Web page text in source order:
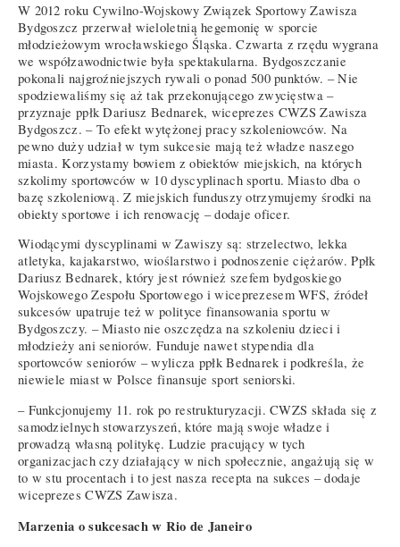
W 2012 roku Cywilno-Wojskowy Związek Sportowy Zawisza
Bydgoszcz przerwał wieloletnią hegemonię w sporcie
młodzieżowym wrocławskiego Śląska. Czwarta z rzędu wygrana
we współzawodnictwie była spektakularna. Bydgoszczanie
pokonali najgroźniejszych rywali o ponad 500 punktów. – Nie
spodziewaliśmy się aż tak przekonującego zwycięstwa –
przyznaje ppłk Dariusz Bednarek, wiceprezes CWZS Zawisza
Bydgoszcz. – To efekt wytężonej pracy szkoleniowców. Na
pewno duży udział w tym sukcesie mają też władze naszego
miasta. Korzystamy bowiem z obiektów miejskich, na których
szkolimy sportowców w 10 dyscyplinach sportu. Miasto dba o
bazę szkoleniową. Z miejskich funduszy otrzymujemy środki na
obiekty sportowe i ich renowację – dodaje oficer.
Wiodącymi dyscyplinami w Zawiszy są: strzelectwo, lekka
atletyka, kajakarstwo, wioślarstwo i podnoszenie ciężarów. Ppłk
Dariusz Bednarek, który jest również szefem bydgoskiego
Wojskowego Zespołu Sportowego i wiceprezesem WFS, źródeł
sukcesów upatruje też w polityce finansowania sportu w
Bydgoszczy. – Miasto nie oszczędza na szkoleniu dzieci i
młodzieży ani seniorów. Funduje nawet stypendia dla
sportowców seniorów – wylicza ppłk Bednarek i podkreśla, że
niewiele miast w Polsce finansuje sport seniorski.
– Funkcjonujemy 11. rok po restrukturyzacji. CWZS składa się z
samodzielnych stowarzyszeń, które mają swoje władze i
prowadzą własną politykę. Ludzie pracujący w tych
organizacjach czy działający w nich społecznie, angażują się w
to w stu procentach i to jest nasza recepta na sukces – dodaje
wiceprezes CWZS Zawisza.
Marzenia o sukcesach w Rio de Janeiro